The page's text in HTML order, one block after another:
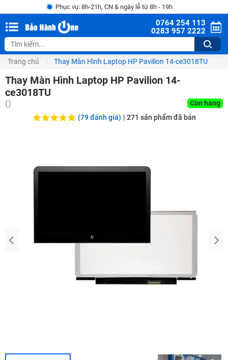
Phục vụ: 8h-21h, CN & ngày lễ từ 8h - 19h
0764 254 113
0283 957 2222
Trang chủ Thay Màn Hình Laptop HP Pavilion 14-ce3018TU
Thay Màn Hình Laptop HP Pavilion 14-
ce3018TU
()
Còn hàng
(79 đánh giá) | 271 sản phẩm đã bán